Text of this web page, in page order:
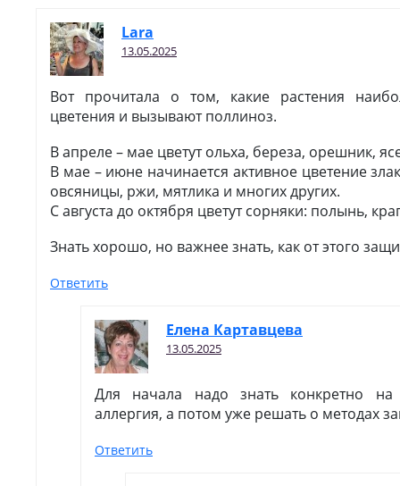
Lara
13.05.2025
Вот прочитала о том, какие растения
цветения и вызывают поллиноз.
В апреле – мае цветут ольха, береза, орешник,
В мае – июне начинается активное цветение
овсяницы, ржи, мятлика и многих других.
С августа до октября цветут сорняки: полынь,
Знать хорошо, но важнее знать, как от этого
Ответить
Елена Картавцева
13.05.2025
Для начала надо знать конкретно на
аллергия, а потом уже решать о методах
Ответить